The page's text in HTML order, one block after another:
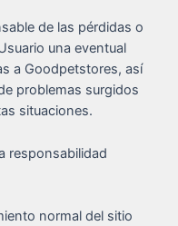
de las pérdidas o
una eventual
a Goodpetstores, así
problemas surgidos
situaciones.
responsabilidad
normal del sitio